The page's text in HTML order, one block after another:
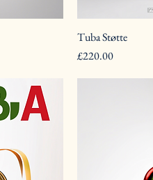
Tuba Støtte
Pris
£220.00